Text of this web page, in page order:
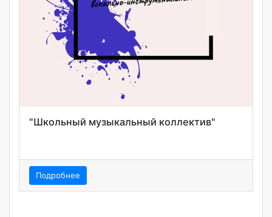
"Школьный музыкальный коллектив"
Подробнее